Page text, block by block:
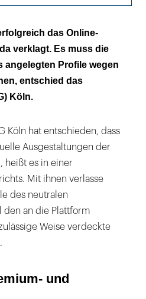
und Platinkunden
Hase und Igel Spiel“
sich auf eine alte Version
das Online-
verklagt. Es muss die
Profile wegen
entschied das
Köln.
Köln hat entschieden, dass
Ausgestaltungen der
heißt es in einer
Mit ihnen verlasse
des neutralen
den an die Plattform
Weise verdeckte
und